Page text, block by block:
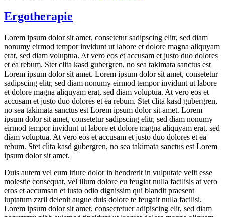
Ergotherapie
Lorem ipsum dolor sit amet, consetetur sadipscing elitr, sed diam
nonumy eirmod tempor invidunt ut labore et dolore magna aliquyam
erat, sed diam voluptua. At vero eos et accusam et justo duo dolores
et ea rebum. Stet clita kasd gubergren, no sea takimata sanctus est
Lorem ipsum dolor sit amet. Lorem ipsum dolor sit amet, consetetur
sadipscing elitr, sed diam nonumy eirmod tempor invidunt ut labore
et dolore magna aliquyam erat, sed diam voluptua. At vero eos et
accusam et justo duo dolores et ea rebum. Stet clita kasd gubergren,
no sea takimata sanctus est Lorem ipsum dolor sit amet. Lorem
ipsum dolor sit amet, consetetur sadipscing elitr, sed diam nonumy
eirmod tempor invidunt ut labore et dolore magna aliquyam erat, sed
diam voluptua. At vero eos et accusam et justo duo dolores et ea
rebum. Stet clita kasd gubergren, no sea takimata sanctus est Lorem
ipsum dolor sit amet.
Duis autem vel eum iriure dolor in hendrerit in vulputate velit esse
molestie consequat, vel illum dolore eu feugiat nulla facilisis at vero
eros et accumsan et iusto odio dignissim qui blandit praesent
luptatum zzril delenit augue duis dolore te feugait nulla facilisi.
Lorem ipsum dolor sit amet, consectetuer adipiscing elit, sed diam